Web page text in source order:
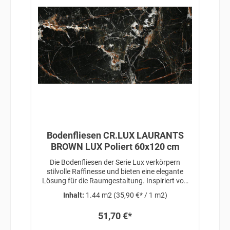
Bodenfliesen CR.LUX LAURANTS
BROWN LUX Poliert 60x120 cm
Die Bodenfliesen der Serie Lux verkörpern
stilvolle Raffinesse und bieten eine elegante
Lösung für die Raumgestaltung. Inspiriert von
Design, verleihen diese Fliesen jedem Raum eine
miteinander vereint.
Inhalt: 1.44 m2 (35,90 €* / 1 m2)
51,70 €*